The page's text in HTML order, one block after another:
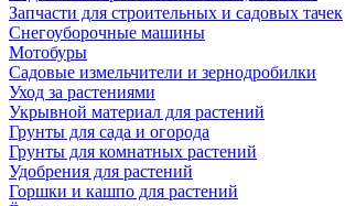
Запчасти для строительных и садовых тачек
Снегоуборочные машины
Мотобуры
Садовые измельчители и зернодробилки
Уход за растениями
Укрывной материал для растений
Грунты для сада и огорода
Грунты для комнатных растений
Удобрения для растений
Горшки и кашпо для растений